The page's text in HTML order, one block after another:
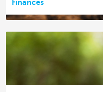
Finances